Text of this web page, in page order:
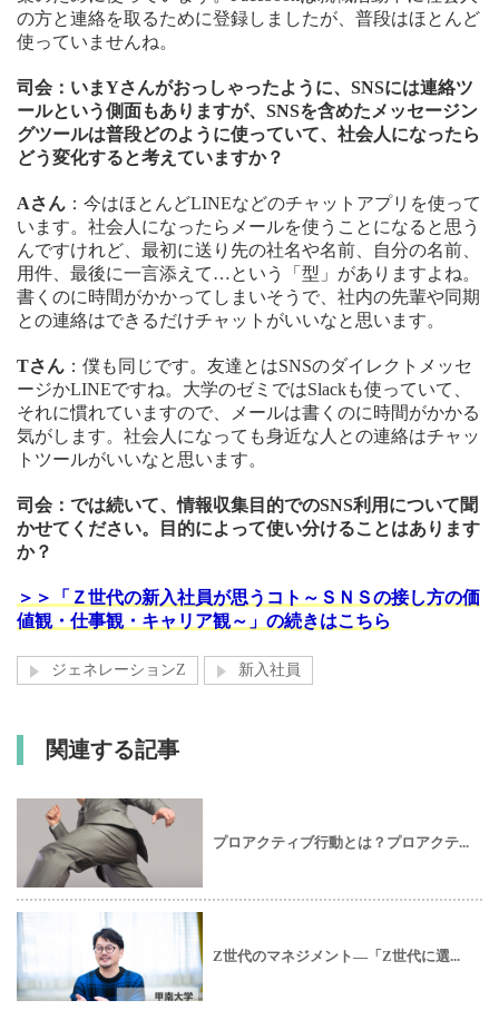
の方と連絡を取るために登録しましたが、普段はほとんど
使っていませんね。
司会：いまYさんがおっしゃったように、SNSには連絡ツ
ールという側面もありますが、SNSを含めたメッセージン
グツールは普段どのように使っていて、社会人になったら
どう変化すると考えていますか？
Aさん ：今はほとんどLINEなどのチャットアプリを使って
います。社会人になったらメールを使うことになると思う
んですけれど、最初に送り先の社名や名前、自分の名前、
用件、最後に一言添えて…という「型」がありますよね。
書くのに時間がかかってしまいそうで、社内の先輩や同期
との連絡はできるだけチャットがいいなと思います。
Tさん ：僕も同じです。友達とはSNSのダイレクトメッセ
ージかLINEですね。大学のゼミではSlackも使っていて、
それに慣れていますので、メールは書くのに時間がかかる
気がします。社会人になっても身近な人との連絡はチャッ
トツールがいいなと思います。
司会：では続いて、情報収集目的でのSNS利用について聞
かせてください。目的によって使い分けることはあります
か？
＞＞「Ｚ世代の新入社員が思うコト～ＳＮＳの接し方の価
値観・仕事観・キャリア観～」の続きはこちら
ジェネレーションZ 新入社員
関連する記事
プロアクティブ行動とは？プロアクテ...
Z世代のマネジメント―「Z世代に選...